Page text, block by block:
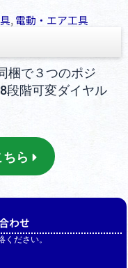
,電動・エア⼯具
梱で３つのポジ
段階可変ダイヤル
ら
わせ
ださい。